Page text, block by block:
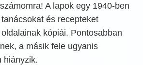
A lapok egy 1940-ben
és recepteket
kópiái. Pontosabban
a másik fele ugyanis
hiányzik.